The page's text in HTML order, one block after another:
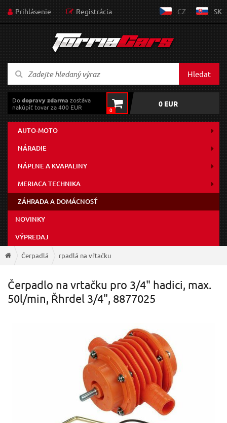
Prihlásenie Registrácia CZ SK
Hledat
Dodopravy zdarma zostáva
nakúpiť tovar za 400 EUR
0
0 EUR
AUTO-MOTO
NÁRADIE
NÁPLNE A KVAPALINY
MERIACA TECHNIKA
ZÁHRADA A DOMÁCNOSŤ
NOVINKY
VÝPREDAJ
Čerpadlá rpadlá na vŕtačku
Čerpadlo na vrtačku pro 3/4" hadici, max.
50l/min, Řhrdel 3/4", 8877025